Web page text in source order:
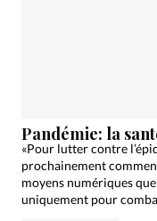
Pandémie: la
«Pour lutter contre
prochainement
moyens numériques
uniquement pour